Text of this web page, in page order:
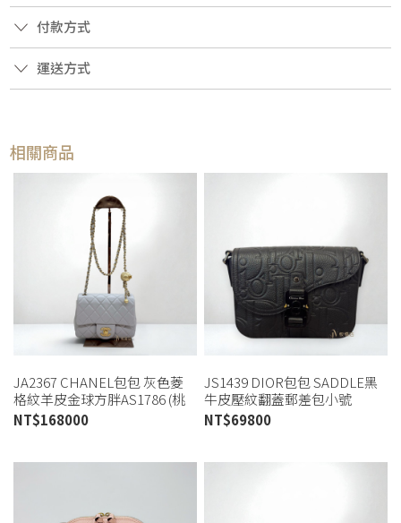
付款方式
運送方式
相關商品
JA2367 CHANEL包包 灰色菱
格紋羊皮金球方胖AS1786 (桃
園店)
NT$168000
JS1439 DIOR包包 SADDLE黑
牛皮壓紋翻蓋郵差包小號
1ADPO04LLG (板橋店)
NT$69800